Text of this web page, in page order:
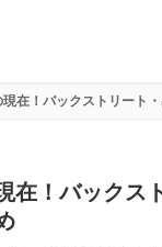
在！バックストリート
在！バックス